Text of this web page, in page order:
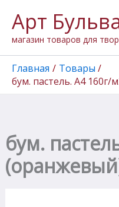
содержимому
Арт
магазин товаров для
Главная
Товары
бум. пастель. А4
бум.
товара
бум.
пастель.
А4
160г/
(оранжевый)